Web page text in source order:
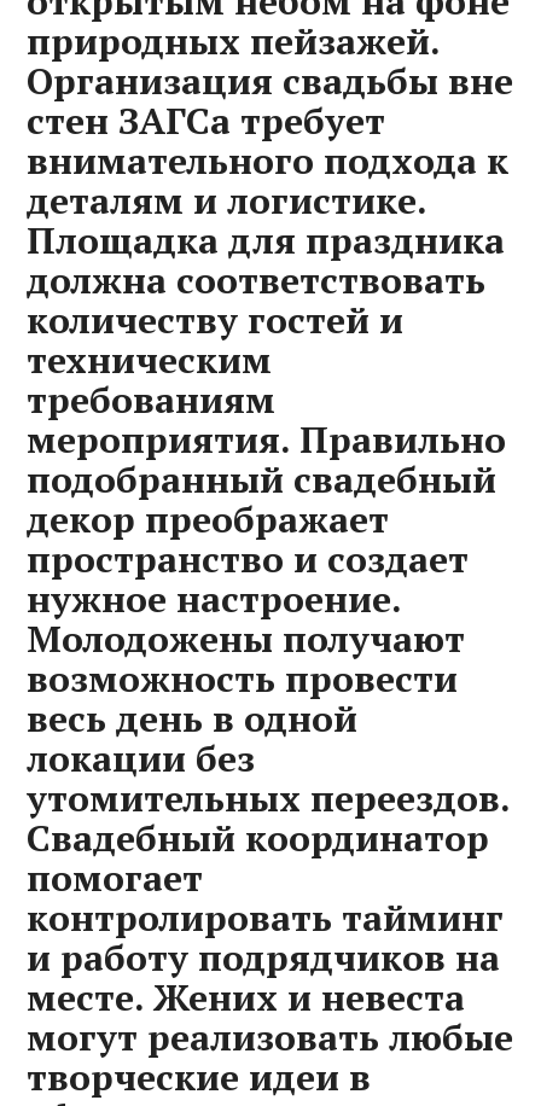
природных пейзажей.
Организация свадьбы вне
стен ЗАГСа требует
внимательного подхода к
деталям и логистике.
Площадка для праздника
должна соответствовать
количеству гостей и
техническим
требованиям
мероприятия. Правильно
подобранный свадебный
декор преображает
пространство и создает
нужное настроение.
Молодожены получают
возможность провести
весь день в одной
локации без
утомительных переездов.
Свадебный координатор
помогает
контролировать тайминг
и работу подрядчиков на
месте. Жених и невеста
могут реализовать любые
творческие идеи в